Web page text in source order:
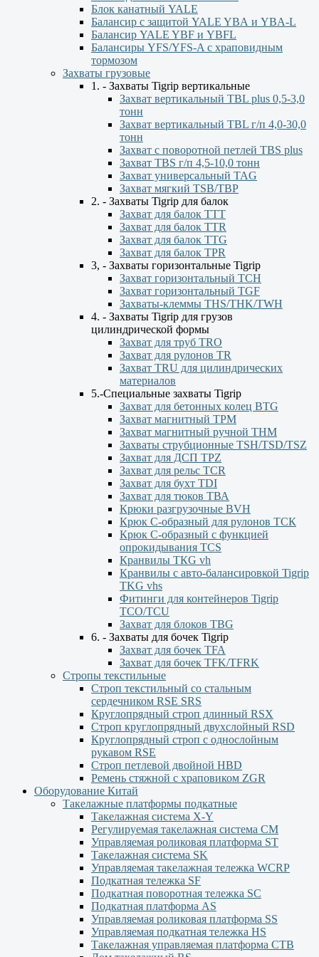
Блок канатный YALE
Балансир с защитой YALE YBА и YBА-L
Балансир YALE YBF и YBFL
Балансиры YFS/YFS-A с храповидным
тормозом
Захваты грузовые
1. - Захваты Tigrip вертикальные
Захват вертикальный TBL plus 0,5-3,0
тонн
Захват вертикальный TBL г/п 4,0-30,0
тонн
Захват с поворотной петлей TBS plus
Захват TBS г/п 4,5-10,0 тонн
Захват универсальный TAG
Захват мягкий TSB/TBP
2. - Захваты Tigrip для балок
Захват для балок ТТТ
Захват для балок TTR
Захват для балок TTG
Захват для балок TPR
3, - Захваты горизонтальные Tigrip
Захват горизонтальный ТСН
Захват горизонтальный ТGF
Захваты-клеммы THS/THK/TWH
4. - Захваты Tigrip для грузов
цилиндрической формы
Захват для труб TRO
Захват для рулонов TR
Захват TRU для цилиндрических
материалов
5.-Специальные захваты Tigrip
Захват для бетонных колец BTG
Захват магнитный TPM
Захват магнитный ручной ТНМ
Захваты струбционные TSH/TSD/TSZ
Захват для ДСП TPZ
Захват для рельс TCR
Захват для бухт TDI
Захват для тюков ТВА
Крюки разгрузочные BVH
Крюк С-образный для рулонов ТСК
Крюк С-образный с функцией
опрокидывания ТСS
Кранвилы TКG vh
Кранвилы с авто-балансировкой Tigrip
TKG vhs
Фитинги для контейнеров Tigrip
TCO/TCU
Захват для блоков TBG
6. - Захваты для бочек Tigrip
Захват для бочек TFA
Захват для бочек TFK/TFRK
Стропы текстильные
Строп текстильный со стальным
сердечником RSE SRS
Круглопрядный строп длинный RSX
Строп круглопрядный двухслойный RSD
Круглопрядный строп с однослойным
рукавом RSЕ
Строп петлевой двойной HBD
Ремень стяжной с храповиком ZGR
Оборудование Китай
Такелажные платформы подкатные
Такелажная система X-Y
Регулируемая такелажная система СМ
Управляемая роликовая платформа ST
Такелажная система SK
Управляемая такелажная тележка WCRP
Подкатная тележка SF
Подкатная поворотная тележка SC
Подкатная платформа AS
Управляемая роликовая платформа SS
Управляемая подкатная тележка HS
Такелажная управляемая платформа СТВ